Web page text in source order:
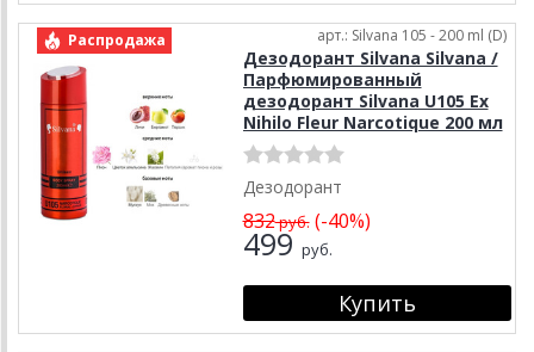
Распродажа арт.: Silvana 105 - 200 ml (D)
Дезодорант Silvana Silvana /
Парфюмированный
дезодорант Silvana U105 Ex
Nihilo Fleur Narcotique 200 мл
Дезодорант
832руб.(-40%)
499 руб.